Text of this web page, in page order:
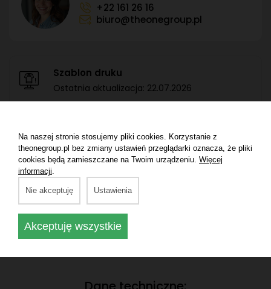
+22 161 26 16
biuro@theonegroup.pl
Szablon druku
Ostatnia aktualizacja: 22.07.2026
Karta produktu no-name
Na naszej stronie stosujemy pliki cookies. Korzystanie z
theonegroup.pl bez zmiany ustawień przeglądarki oznacza, że pliki
cookies będą zamieszczane na Twoim urządzeniu. Więcej
informacji
Nie akceptuję Ustawienia
Akceptuję wszystkie